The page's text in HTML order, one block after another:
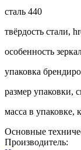
сталь 440
твёрдость стали,
особенность
упаковка
размер упаковки,
масса в упаковке,
Основные
Производитель: